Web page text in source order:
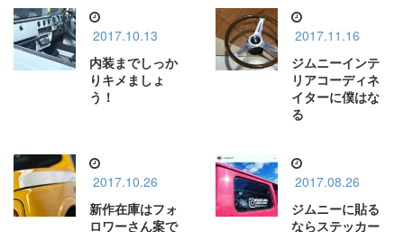
2017.10.13
内装までしっか
りキメましょ
う！
2017.11.16
ジムニーインテ
リアコーディネ
イターに僕はな
る
2017.10.26
新作在庫はフォ
ロワーさん案で
2017.08.26
ジムニーに貼る
ならステッカー